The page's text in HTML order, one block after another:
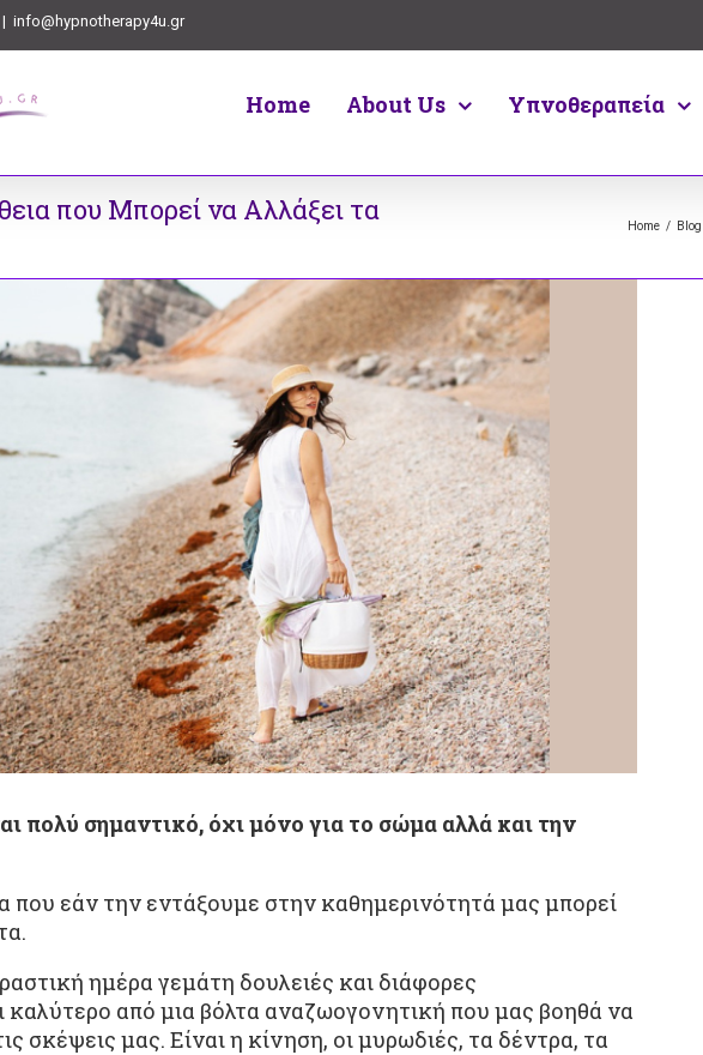
| info@hypnotherapy4u.gr
Home About Us Υπνοθεραπεία
που Μπορεί να Αλλάξει τα
Home / Blog
πολύ σημαντικό, όχι μόνο για το σώμα αλλά και την
που εάν την εντάξουμε στην καθημερινότητά μας μπορεί
ημέρα γεμάτη δουλειές και διάφορες
καλύτερο από μια βόλτα αναζωογονητική που μας βοηθά να
σκέψεις μας. Είναι η κίνηση, οι μυρωδιές, τα δέντρα, τα